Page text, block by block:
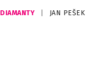
řemeslný um
DIAMANTY JAN PEŠEK